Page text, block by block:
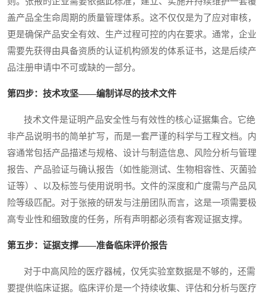
盖产品全生命周期的质量管理体系。这不仅仅是为了应对审核，
更是确保产品安全有效、生产过程可控的内在要求。通常，企业
需要先获得由具备资质的认证机构颁发的体系证书，这是后续产
品注册申请中不可或缺的一部分。
第四步：技术攻坚——编制详尽的技术文件
技术文件是证明产品安全性与有效性的核心证据集合。它绝
非产品说明书的简单扩写，而是一套严谨的科学与工程文档。内
容通常包括产品描述与规格、设计与制造信息、风险分析与管理
报告、产品验证与确认报告（如性能测试、生物相容性、灭菌验
证等）、以及标签与使用说明书。文件的深度和广度需与产品风
险等级匹配。对于张掖的研发与注册团队而言，这是一项需要极
高专业性和细致度的任务，所有声明都必须有客观证据支撑。
第五步：证据支撑——准备临床评价报告
对于中高风险的医疗器械，仅凭实验室数据是不够的，还需
要提供临床证据。临床评价是一个持续收集、评估和分析与医疗